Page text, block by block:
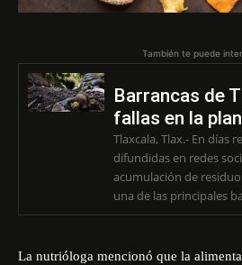
También te puede
Barrancas de
fallas en la
Tlaxcala, Tlax.- En días
difundidas en redes
acumulación de
una de las principales
La nutrióloga mencionó que la